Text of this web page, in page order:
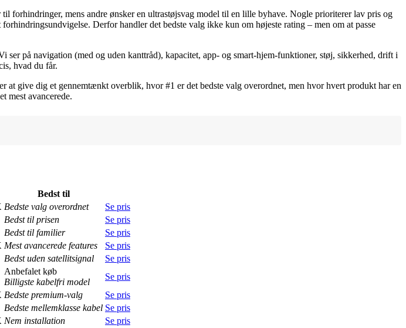
forhindringer, mens andre ønsker en ultrastøjsvag model til en lille byhave. Nogle prioriterer lav pris og
Derfor handler det bedste valg ikke kun om højeste rating – men om at passe
på navigation (med og uden kanttråd), kapacitet, app- og smart-hjem-funktioner, støj, sikkerhed, drift i
hvad du får.
give dig et gennemtænkt overblik, hvor #1 er det bedste valg overordnet, men hvor hvert produkt har en
mest avancerede.
Bedst til
Bedste valg overordnet
Se pris
Bedst til prisen
Se pris
Bedst til familier
Se pris
Mest avancerede features
Se pris
Bedst uden satellitsignal
Se pris
Anbefalet køb
Billigste kabelfri model
Se pris
Bedste premium-valg
Se pris
Bedste mellemklasse kabel Se pris
Nem installation
Se pris